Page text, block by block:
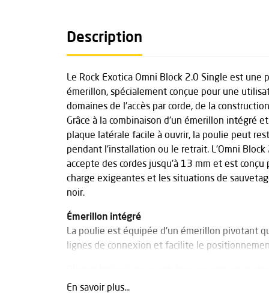
Description
Le Rock Exotica Omni Block 2.0 Single est une
émerillon, spécialement conçue pour une
domaines de l'accès par corde, de la
Grâce à la combinaison d'un émerillon intégré
plaque latérale facile à ouvrir, la poulie peut
pendant l'installation ou le retrait. L'Omni Block
accepte des cordes jusqu'à 13 mm et est
charge exigeantes et les situations de
noir.
Émerillon intégré
La poulie est équipée d'un émerillon pivotant
lignes de connexion et facilite le
Le système de verrouillage unique permet
En savoir plus...